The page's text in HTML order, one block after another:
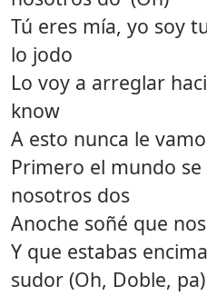
Tú eres mía, yo soy
lo jodo
Lo voy a arreglar
know
A esto nunca le
Primero el mundo
nosotros dos
Anoche soñé que
Y que estabas
sudor (Oh, Doble, pa)